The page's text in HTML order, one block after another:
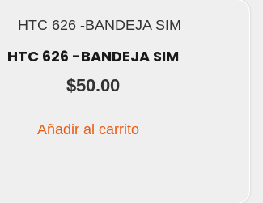
HTC 626 -BANDEJA SIM
$50.00
Añadir al carrito